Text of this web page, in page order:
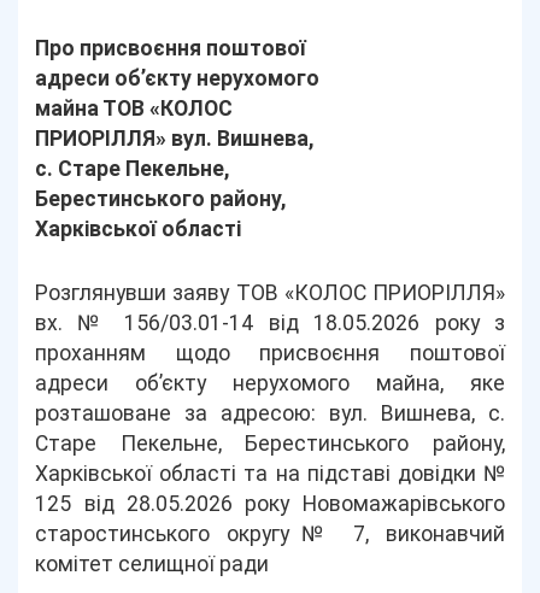
Про присвоєння поштової
адреси об’єкту нерухомого
майна ТОВ «КОЛОС
ПРИОРІЛЛЯ» вул. Вишнева,
с. Старе Пекельне,
Берестинського району,
Харківської області
Розглянувши заяву ТОВ «КОЛОС ПРИОРІЛЛЯ»
вх. № 156/03.01-14 від 18.05.2026 року з
проханням щодо присвоєння поштової
адреси об’єкту нерухомого майна, яке
розташоване за адресою: вул. Вишнева, с.
Старе Пекельне, Берестинського району,
Харківської області та на підставі довідки №
125 від 28.05.2026 року Новомажарівського
старостинського округу№ 7, виконавчий
комітет селищної ради